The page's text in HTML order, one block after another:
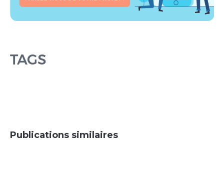
TAGS
Publications similaires